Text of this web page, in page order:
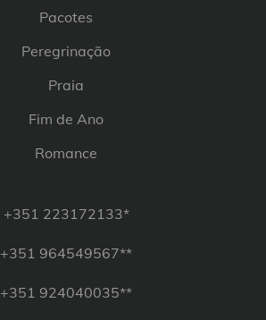
Pacotes
Peregrinação
Praia
Fim de Ano
Romance
+351 223172133*
+351 964549567**
+351 924040035**